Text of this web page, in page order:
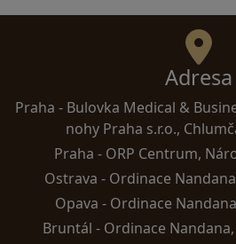
Adresa
Praha - Bulovka Medical &
nohy Praha s.r.o.,
Praha - ORP Centrum,
Ostrava - Ordinace
Opava - Ordinace
Bruntál - Ordinace